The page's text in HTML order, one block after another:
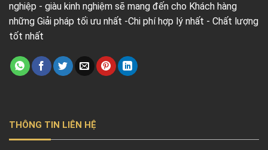
nghiệp - giàu kinh nghiệm sẽ mang đến cho Khách hàng
những Giải pháp tối ưu nhất -Chi phí hợp lý nhất - Chất lượng
tốt nhất
THÔNG TIN LIÊN HỆ